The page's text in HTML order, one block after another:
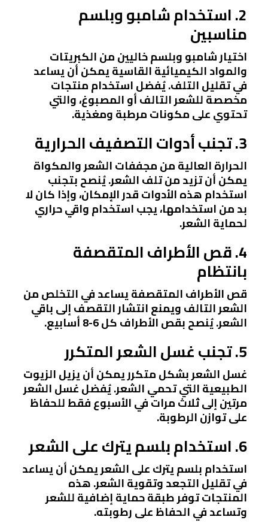
2. استخدام شامبو وبلسم
مناسبين
اختيار شامبو وبلسم خاليين من الكبريتات
والمواد الكيميائية القاسية يمكن أن يساعد
في تقليل التلف. يُفضل استخدام منتجات
مخصصة للشعر التالف أو المصبوغ، والتي
تحتوي على مكونات مرطبة ومغذية.
3. تجنب أدوات التصفيف الحرارية
الحرارة العالية من مجففات الشعر والمكواة
يمكن أن تزيد من تلف الشعر. يُنصح بتجنب
استخدام هذه الأدوات قدر الإمكان، وإذا كان لا
بد من استخدامها، يجب استخدام واقي حراري
لحماية الشعر.
4. قص الأطراف المتقصفة
بانتظام
قص الأطراف المتقصفة يساعد في التخلص من
الشعر التالف ويمنع انتشار التقصف إلى باقي
الشعر. يُنصح بقص الأطراف كل 6-8 أسابيع.
5. تجنب غسل الشعر المتكرر
غسل الشعر بشكل متكرر يمكن أن يزيل الزيوت
الطبيعية التي تحمي الشعر. يُفضل غسل الشعر
مرتين إلى ثلاث مرات في الأسبوع فقط للحفاظ
على توازن الرطوبة.
6. استخدام بلسم يترك على الشعر
استخدام بلسم يترك على الشعر يمكن أن يساعد
في تقليل التجعد وتقوية الشعر. هذه
المنتجات توفر طبقة حماية إضافية للشعر
وتساعد في الحفاظ على رطوبته.